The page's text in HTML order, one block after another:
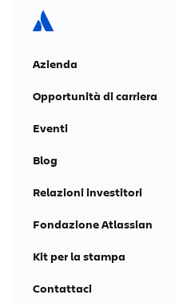
Azienda
Opportunità di carriera
Eventi
Blog
Relazioni investitori
Fondazione Atlassian
Kit per la stampa
Contattaci